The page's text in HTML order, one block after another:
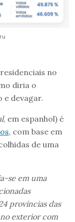
no
diria o
e devagar.
, em espanhol) é
, com base em
de uma
se em uma
províncias das
exterior com